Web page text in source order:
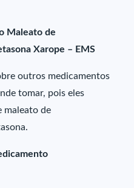
Maleato de
Xarope – EMS
outros medicamentos
tomar, pois eles
maleato de